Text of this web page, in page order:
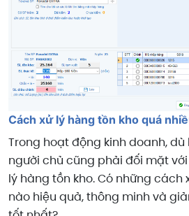
Cách xử lý hàng tồn kho quá
Trong hoạt động kinh doanh,
người chủ cũng phải đối mặt
lý hàng tồn kho. Có những cách
nào hiệu quả, thông minh và